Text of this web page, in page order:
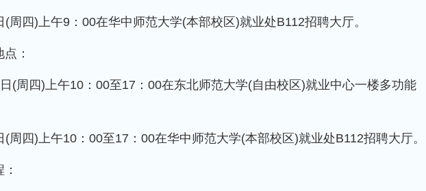
周四)上午9：00在华中师范大学(本部校区)就业处B112招聘大厅。
：
(周四)上午10：00至17：00在东北师范大学(自由校区)就业中心一楼多功能
周四)上午10：00至17：00在华中师范大学(本部校区)就业处B112招聘大厅。